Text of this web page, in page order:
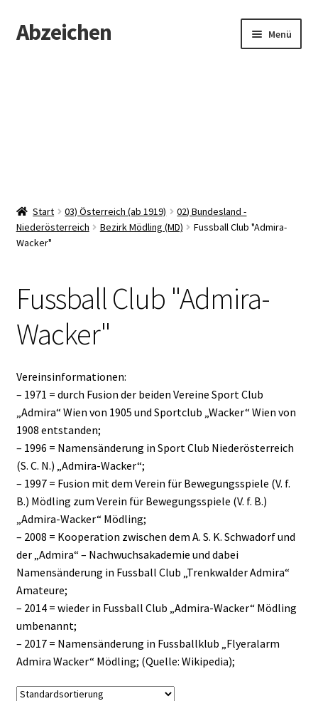
Zur
Navigation
Zum
Inhalt
Abzeichen Menü
Start 03) Österreich (ab 1919)
02) Bundesland -
Niederösterreich
Bezirk Mödling (MD)
Fussball Club "Admira-
Wacker"
Fussball Club "Admira-
Wacker"
Vereinsinformationen:
– 1971 = durch Fusion der beiden Vereine Sport Club
„Admira“ Wien von 1905 und Sportclub „Wacker“ Wien von
1908 entstanden;
– 1996 = Namensänderung in Sport Club Niederösterreich
(S. C. N.) „Admira-Wacker“;
– 1997 = Fusion mit dem Verein für Bewegungsspiele (V. f.
B.) Mödling zum Verein für Bewegungsspiele (V. f. B.)
„Admira-Wacker“ Mödling;
– 2008 = Kooperation zwischen dem A. S. K. Schwadorf und
der „Admira“ – Nachwuchsakademie und dabei
Namensänderung in Fussball Club „Trenkwalder Admira“
Amateure;
– 2014 = wieder in Fussball Club „Admira-Wacker“ Mödling
umbenannt;
– 2017 = Namensänderung in Fussballklub „Flyeralarm
Admira Wacker“ Mödling; (Quelle: Wikipedia);